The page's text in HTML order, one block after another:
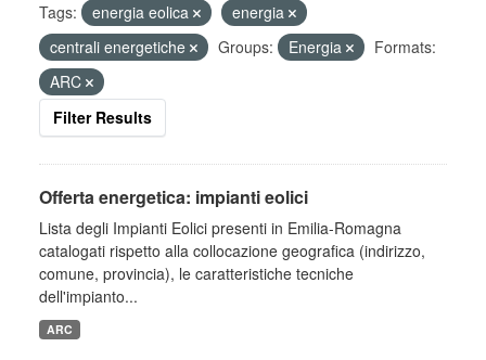
Tags: energia eolica
energia
centrali energetiche
Groups: Energia
Formats:
ARC
Filter Results
Offerta energetica: impianti eolici
Lista degli Impianti Eolici presenti in Emilia-Romagna
catalogati rispetto alla collocazione geografica (indirizzo,
comune, provincia), le caratteristiche tecniche
dell'impianto...
ARC